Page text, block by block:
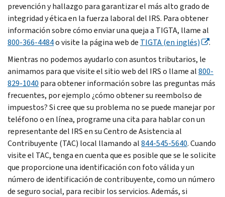
prevención y hallazgo para garantizar el más alto grado de
integridad y ética en la fuerza laboral del IRS. Para obtener
información sobre cómo enviar una queja a TIGTA, llame al
800-366-4484o visite la página web de TIGTA (en inglés)
.
Mientras no podemos ayudarlo con asuntos tributarios, le
animamos para que visite el sitio web del IRS o llame al800-
829-1040 para obtener información sobre las preguntas más
frecuentes, por ejemplo ¿cómo obtener su reembolso de
impuestos? Si cree que su problema no se puede manejar por
teléfono o en línea, programe una cita para hablar con un
representante del IRS en su Centro de Asistencia al
Contribuyente (TAC) local llamando al844-545-5640. Cuando
visite el TAC, tenga en cuenta que es posible que se le solicite
que proporcione una identificación con foto válida y un
número de identificación de contribuyente, como un número
de seguro social, para recibir los servicios. Además, si